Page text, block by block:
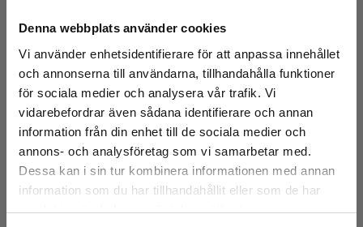
Denna webbplats använder cookies
Vi använder enhetsidentifierare för att anpassa innehållet
och annonserna till användarna, tillhandahålla funktioner
för sociala medier och analysera vår trafik. Vi
vidarebefordrar även sådana identifierare och annan
information från din enhet till de sociala medier och
annons- och analysföretag som vi samarbetar med.
Dessa kan i sin tur kombinera informationen med annan
information som du har tillhandahållit eller som de har
samlat in när du har använt deras tjänster.
Provspets till induktiv prob, ny model m. krave
EAN 5703317601063
E-NR 4200153